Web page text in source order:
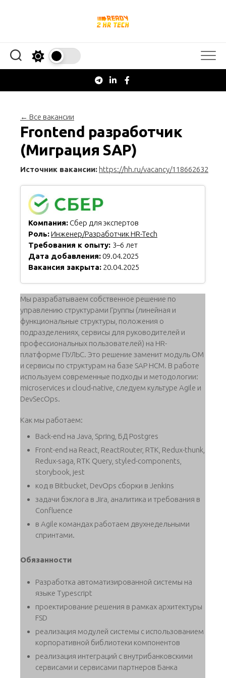
← Все вакансии
Frontend разработчик
(Миграция SAP)
Источник вакансии: https://hh.ru/vacancy/118662632
Компания: Сбер для экспертов
Роль:Инженер/Разработчик HR-Tech
Требования к опыту: 3–6 лет
Дата добавления: 09.04.2025
Вакансия закрыта: 20.04.2025
Мы разрабатываем собственное решение по
управлению структурами Группы (линейная и
функциональные структуры, положения о
подразделениях, сервисы для руководителей и
профессиональных пользователей) на HR-
платформе ПУЛЬС. Это решение заменит модуль ОМ
и сервисы по структурам на базе SAP HCM. В работе
используем современные подходы и методологии:
microservices и cloud-native, следуем культуре Agile и
DevSecOps.
Как мы работаем:
Back-end на Java, Spring, БД Postgres
Front-end на React, ReactRouter, RTK, Redux-thunk,
Redux-saga, RTK Query, styled-components,
storybook, jest
код в Bitbucket, DevOps сборки в Jenkins
задачи бэклога в Jira, аналитика и требования в
Confluence
в Agile командах работаем двухнедельными
спринтами.
Обязанности
Разработка автоматизированной системы на
языке Typescript
проектирование решения в рамках архитектуры
FSD
реализация модулей системы с использованием
корпоративной библиотеки компонентов
реализация интеграций с внутрибанковскими
сервисами и сервисами партнеров Банка